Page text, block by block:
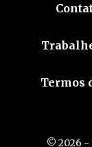
Termos
© 2026 -